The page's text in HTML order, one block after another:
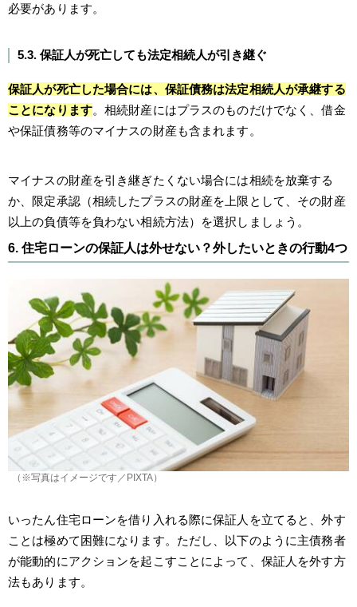
必要があります。
5.3. 保証人が死亡しても法定相続人が引き継ぐ
保証人が死亡した場合には、保証債務は法定相続人が承継する
ことになります。相続財産にはプラスのものだけでなく、借金
や保証債務等のマイナスの財産も含まれます。
マイナスの財産を引き継ぎたくない場合には相続を放棄する
か、限定承認（相続したプラスの財産を上限として、その財産
以上の負債等を負わない相続方法）を選択しましょう。
6. 住宅ローンの保証人は外せない？外したいときの行動4つ
（※写真はイメージです／PIXTA）
いったん住宅ローンを借り入れる際に保証人を立てると、外す
ことは極めて困難になります。ただし、以下のように主債務者
が能動的にアクションを起こすことによって、保証人を外す方
法もあります。